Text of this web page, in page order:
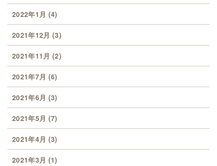
2022年1月 (4)
2021年12月 (3)
2021年11月 (2)
2021年7月 (6)
2021年6月 (3)
2021年5月 (7)
2021年4月 (3)
2021年3月 (1)